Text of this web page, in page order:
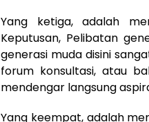
Yang ketiga, adalah
Keputusan, Pelibatan
generasi muda disini
forum konsultasi, atau
mendengar langsung
Yang keempat, adalah